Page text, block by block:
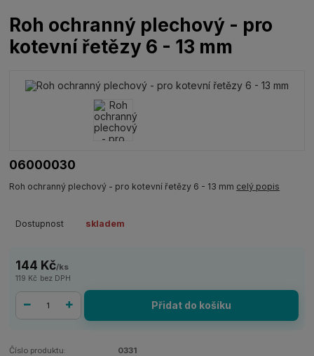
Roh ochranný plechový - pro
kotevní řetězy 6 - 13 mm
06000030
Roh ochranný plechový - pro kotevní řetězy 6 - 13 mm celý popis
Dostupnost skladem
144 Kč/ks
119 Kč bez DPH
Přidat do košíku
Číslo produktu: 0331